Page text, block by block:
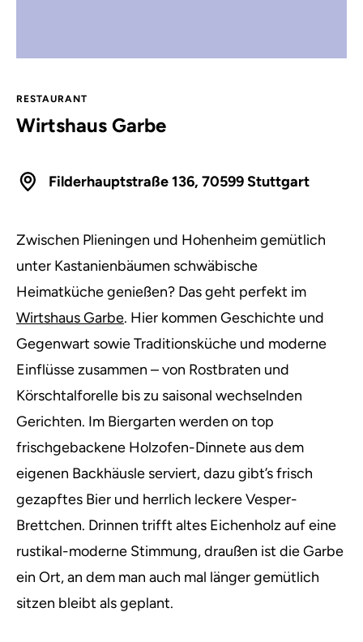
RESTAURANT
Wirtshaus Garbe
Filderhauptstraße 136, 70599 Stuttgart
Zwischen Plieningen und Hohenheim gemütlich
unter Kastanienbäumen schwäbische
Heimatküche genießen? Das geht perfekt im
Wirtshaus Garbe. Hier kommen Geschichte und
Gegenwart sowie Traditionsküche und moderne
Einflüsse zusammen – von Rostbraten und
Körschtalforelle bis zu saisonal wechselnden
Gerichten. Im Biergarten werden on top
frischgebackene Holzofen-Dinnete aus dem
eigenen Backhäusle serviert, dazu gibt’s frisch
gezapftes Bier und herrlich leckere Vesper-
Brettchen. Drinnen trifft altes Eichenholz auf eine
rustikal-moderne Stimmung, draußen ist die Garbe
ein Ort, an dem man auch mal länger gemütlich
sitzen bleibt als geplant.